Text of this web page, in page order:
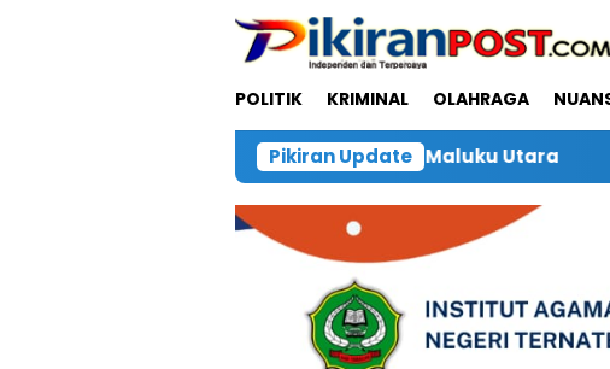
POLITIK KRIMINAL OLAHRAGA
Pikiran Update
Bersama PMI Maluku Utara Polsek Obi Gerak